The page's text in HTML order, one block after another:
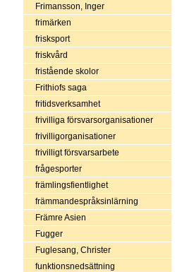
Frimansson, Inger
frimärken
frisksport
friskvård
fristående skolor
Frithiofs saga
fritidsverksamhet
frivilliga försvarsorganisationer
frivilligorganisationer
frivilligt försvarsarbete
frågesporter
främlingsfientlighet
främmandespråksinlärning
Främre Asien
Fugger
Fuglesang, Christer
funktionsnedsättning